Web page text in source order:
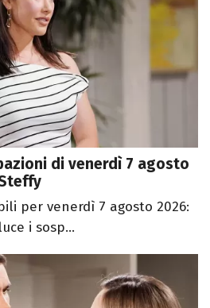
di venerdì 7 agosto
per venerdì 7 agosto 2026:
i sosp...